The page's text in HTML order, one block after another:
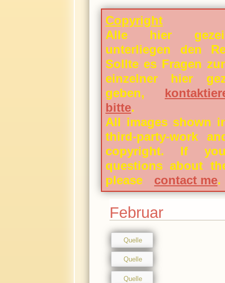
Copyright
Alle hier
unterliegen den
Sollte es Fragen
einzelner hier
geben,
bitte.
All images shown
third-party-work
copyright. If
questions about
please
contact me.
Februar
Quelle
Quelle
Quelle